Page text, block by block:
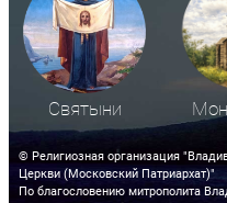
Святыни
© Религиозная организация
Церкви (Московский Патриархат)"
По благословению митрополита